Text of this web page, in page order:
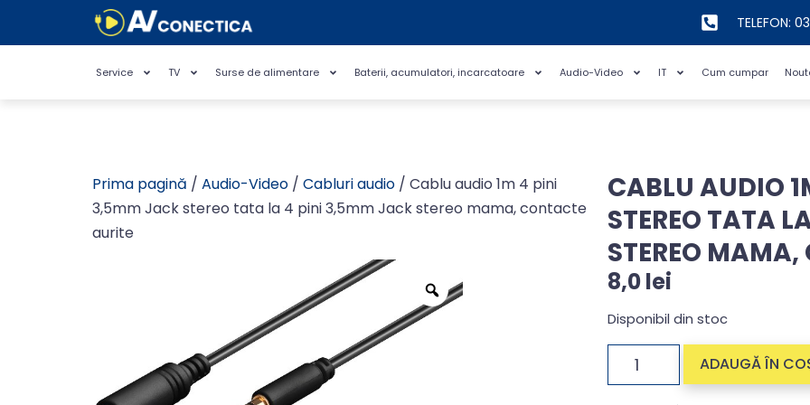
TELEFON:
Service TV Surse de alimentare Baterii, acumulatori, incarcatoare Audio-Video IT Cum cumpar
Prima pagină / Audio-Video / Cabluri audio / Cablu audio 1m 4 pini
3,5mm Jack stereo tata la 4 pini 3,5mm Jack stereo mama, contacte
aurite
CABLU AUDIO
STEREO TATA
STEREO
8,0lei
Disponibil din stoc
ADAUGĂ ÎN